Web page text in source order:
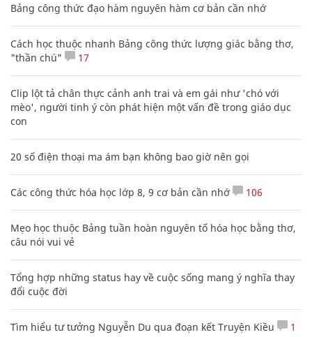
Bảng công thức đạo hàm nguyên hàm cơ bản cần nhớ
Cách học thuộc nhanh Bảng công thức lượng giác bằng thơ,
"thần chú"
17
Clip lột tả chân thực cảnh anh trai và em gái như 'chó với
mèo', người tinh ý còn phát hiện một vấn đề trong giáo dục
con
20 số điện thoại ma ám bạn không bao giờ nên gọi
Các công thức hóa học lớp 8, 9 cơ bản cần nhớ 106
Mẹo học thuộc Bảng tuần hoàn nguyên tố hóa học bằng thơ,
câu nói vui vẻ
Tổng hợp những status hay về cuộc sống mang ý nghĩa thay
đổi cuộc đời
Tìm hiểu tư tưởng Nguyễn Du qua đoạn kết Truyện Kiều 1